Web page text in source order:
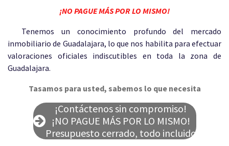
¡NO PAGUE MÁS POR LO MISMO!
Tenemos un conocimiento profundo del mercado
inmobiliario de Guadalajara, lo que nos habilita para efectuar
valoraciones oficiales indiscutibles en toda la zona de
Guadalajara.
Tasamos para usted, sabemos lo que necesita
¡Contáctenos sin compromiso!
¡NO PAGUE MÁS POR LO MISMO!
Presupuesto cerrado, todo incluido